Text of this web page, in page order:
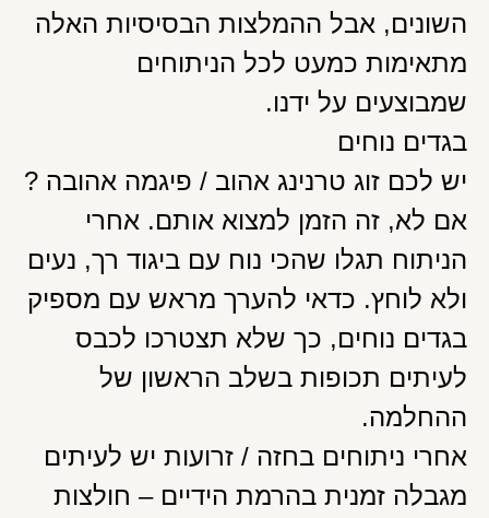
השונים, אבל ההמלצות הבסיסיות האלה
מתאימות כמעט לכל הניתוחים
שמבוצעים על ידנו.
בגדים נוחים
יש לכם זוג טרנינג אהוב / פיגמה אהובה ?
אם לא, זה הזמן למצוא אותם. אחרי
הניתוח תגלו שהכי נוח עם ביגוד רך, נעים
ולא לוחץ. כדאי להערך מראש עם מספיק
בגדים נוחים, כך שלא תצטרכו לכבס
לעיתים תכופות בשלב הראשון של
ההחלמה.
אחרי ניתוחים בחזה / זרועות יש לעיתים
מגבלה זמנית בהרמת הידיים – חולצות